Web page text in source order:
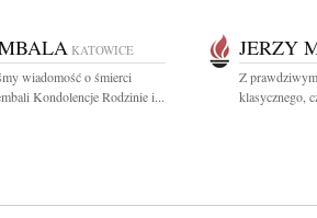
KATOWICE
wiadomość o śmierci
Kondolencje Rodzinie i...
JERZY
Z
klasycznego,